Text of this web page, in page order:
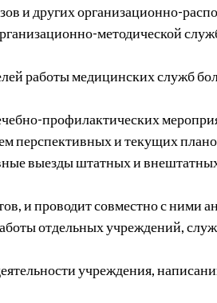
и других организационно-
методической
работы медицинских служб
профилактических
перспективных и текущих
выезды штатных и
и проводит совместно с ними
отдельных учреждений,
учреждения,